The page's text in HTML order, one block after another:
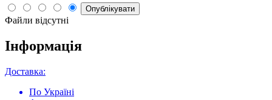
Опублікувати
Файли відсутні
Інформація
Доставка:
По Україні